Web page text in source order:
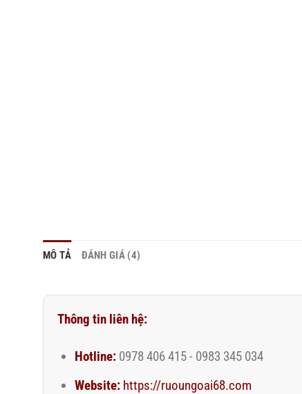
MÔ TẢ ĐÁNH GIÁ (4)
Thông tin liên hệ:
Hotline:0978 406 415 - 0983 345 034
Website: https://ruoungoai68.com